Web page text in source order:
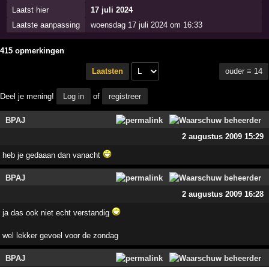
Laatst hier
17 juli 2024
Laatste aanpassing
woensdag 17 juli 2024 om 16:33
415 opmerkingen
Laatsten ouder ≡ 14
Deel je mening! Log in of registreer
BPAJ
2 augustus 2009 15:29
heb je gedaaan dan vanacht
BPAJ
2 augustus 2009 16:28
ja das ook niet echt verstandig
wel lekker gevoel voor de zondag
BPAJ